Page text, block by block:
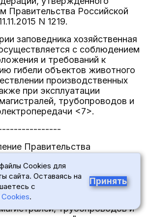
Правительства Российской
N 1219.
заповедника хозяйственная
с соблюдением
и требований к
гибели объектов животного
производственных
при эксплуатации
трубопроводов и
<7>.
Правительства
требований к
гибели объектов животного
производственных
при эксплуатации
трубопроводов и
Cookies для
сайта. Оставаясь на
с
Cookies.
Принять